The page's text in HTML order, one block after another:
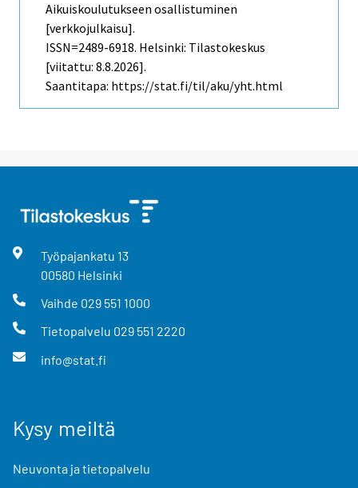
Aikuiskoulutukseen osallistuminen
[verkkojulkaisu].
ISSN=2489-6918. Helsinki: Tilastokeskus
[viitattu: 8.8.2026].
Saantitapa: https://stat.fi/til/aku/yht.html
Työpajankatu 13
00580 Helsinki
Vaihde 029 551 1000
Tietopalvelu 029 551 2220
info@stat.fi
Kysy meiltä
Neuvonta ja tietopalvelu